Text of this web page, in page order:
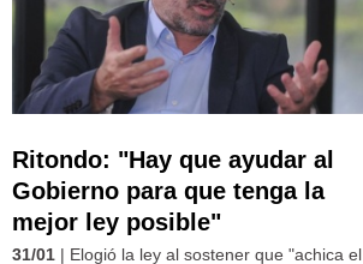
Ritondo: "Hay que ayudar al
Gobierno para que tenga la
mejor ley posible"
31/01 | Elogió la ley al sostener que "achica el